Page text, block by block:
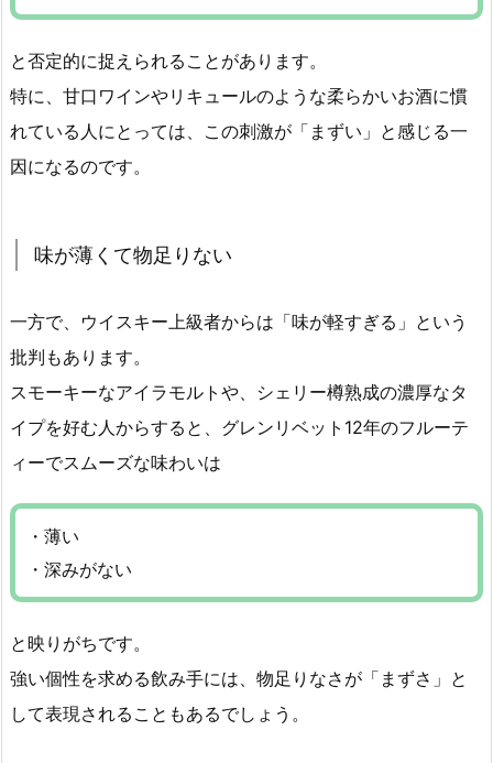
と否定的に捉えられることがあります。
特に、甘口ワインやリキュールのような柔らかいお酒に慣
れている人にとっては、この刺激が「まずい」と感じる一
因になるのです。
味が薄くて物足りない
一方で、ウイスキー上級者からは「味が軽すぎる」という
批判もあります。
スモーキーなアイラモルトや、シェリー樽熟成の濃厚なタ
イプを好む人からすると、グレンリベット12年のフルーテ
ィーでスムーズな味わいは
・薄い
・深みがない
と映りがちです。
強い個性を求める飲み手には、物足りなさが「まずさ」と
して表現されることもあるでしょう。